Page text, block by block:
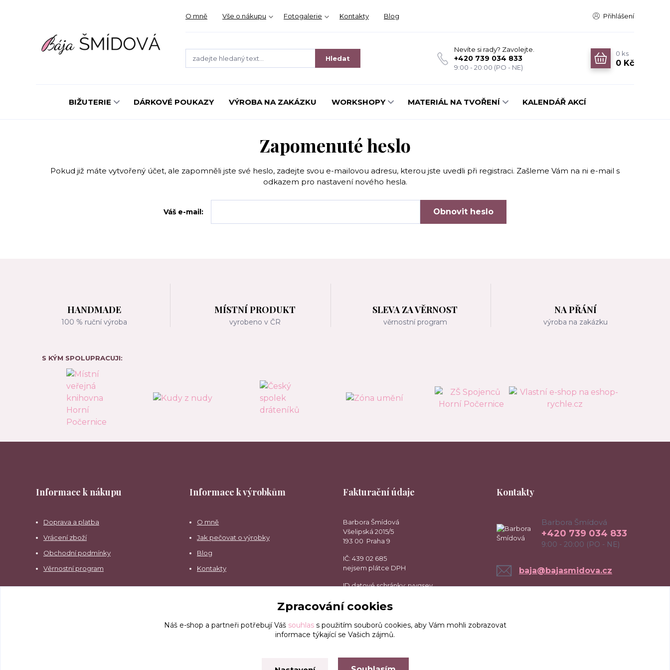
O mně Vše o nákupu Fotogalerie Kontakty Blog Přihlášení
Hledat
Nevíte si rady? Zavolejte.
+420 739 034 833
9:00 - 20:00 (PO - NE)
0 ks
0 Kč
BIŽUTERIE DÁRKOVÉ POUKAZY VÝROBA NA ZAKÁZKU WORKSHOPY MATERIÁL NA TVOŘENÍ KALENDÁŘ AKCÍ
Zapomenuté heslo
Pokud již máte vytvořený účet, ale zapomněli jste své heslo, zadejte svou e-mailovou adresu, kterou jste uvedli při registraci. Zašleme Vám na ni e-mail s
odkazem pro nastavení nového hesla.
Váš e-mail: Obnovit heslo
HANDMADE
100 % ruční výroba
MÍSTNÍ PRODUKT
vyrobeno v ČR
SLEVA ZA VĚRNOST
věrnostní program
NA PŘÁNÍ
výroba na zakázku
S KÝM SPOLUPRACUJI:
Informace k nákupu
Doprava a platba
Vrácení zboží
Obchodní podmínky
Věrnostní program
Informace k výrobkům
O mně
Jak pečovat o výrobky
Blog
Kontakty
Fakturační údaje
Barbora Šmídová
Všelipská 2015/5
193 00 Praha 9
IČ: 439 02 685
nejsem plátce DPH
ID datové schránky: rvvgsev
Kontakty
Barbora Šmídová
+420 739 034 833
9:00 - 20:00 (PO - NE)
baja@bajasmidova.cz
Zpracování cookies
Náš e-shop a partneři potřebují Váš souhlass použitím souborů cookies, aby Vám mohli zobrazovat
informace týkající se Vašich zájmů.